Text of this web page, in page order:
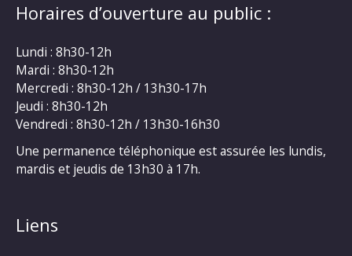
Horaires d’ouverture au public :
Lundi : 8h30-12h
Mardi : 8h30-12h
Mercredi : 8h30-12h / 13h30-17h
Jeudi : 8h30-12h
Vendredi : 8h30-12h / 13h30-16h30
Une permanence téléphonique est assurée les lundis,
mardis et jeudis de 13h30 à 17h.
Liens